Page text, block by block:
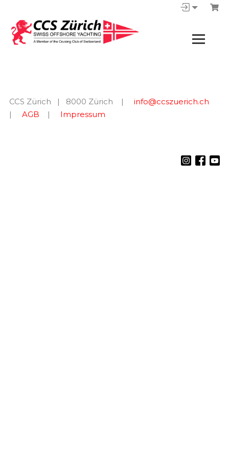
CCS Zürich | 8000 Zürich |info@ccszuerich.ch
|AGB | Impressum